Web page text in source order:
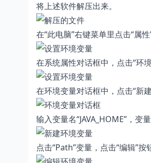
将上述软件解压出来。
在“此电脑”右键菜单里点击“属
在系统属性对话框中，点击“环境
在环境变量对话框中，点击“新建
输入变量名“JAVA_HOME”，变
点击“Path”变量，点击“编辑”按